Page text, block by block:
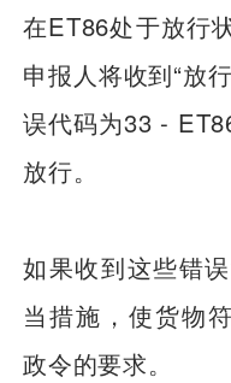
在ET86处于放行
申报人将收到“放
误代码为33 -
放行。
如果收到这些错
当措施，使货物
政令的要求。